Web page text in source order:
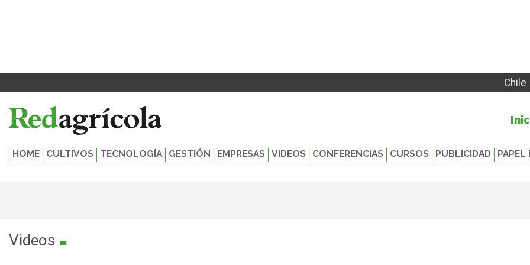
Chile
HOME CULTIVOS TECNOLOGÍA GESTIÓN EMPRESAS VIDEOS CONFERENCIAS CURSOS PUBLICIDAD PAPEL
Videos .